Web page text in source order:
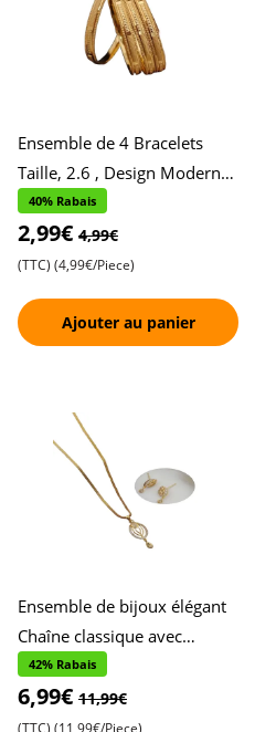
Ensemble de 4 Bracelets
Taille, 2.6 , Design Moderne
pour le Quotidien ,
Accessoires Stylés et Polyv
40% Rabais
2,99€ 4,99€
(TTC) (4,99€/Piece)
Ajouter au panier
Ensemble de bijoux élégant
Chaîne classique avec
pendentif ovale serti de
pierres , Boucles d,oreill
42% Rabais
6,99€ 11,99€
(TTC) (11,99€/Piece)